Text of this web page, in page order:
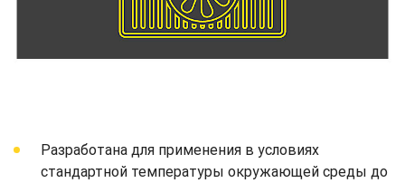
Разработана для применения в условиях
стандартной температуры окружающей среды до